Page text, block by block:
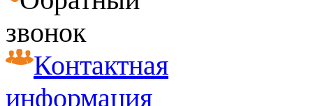
звонок
Контактная
информация